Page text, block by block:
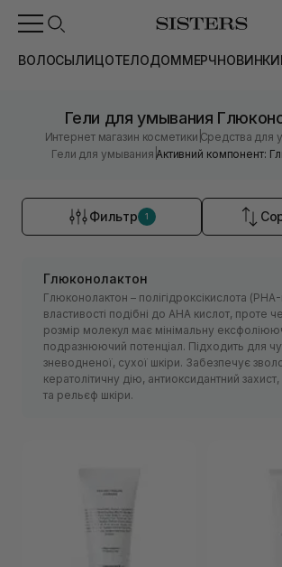
ВОЛОСЫЛИЦОТЕЛОДОММЕРЧНОВИНКИ
Гели для умывания
Интернет магазин косметики |Средства для
Гели для умывания |Активний компонент:
Фильтр 1
Глюконолактон
Глюконолактон – полігідроксікислота
властивості подібні до АНА кислот, проте
розмір молекул має мінімальну
подразнюючий потенціал. Підходить для
зневодненої, сухої шкіри. Забезпечує
кератолітичну дію, антиоксидантний
та рельєф шкіри.